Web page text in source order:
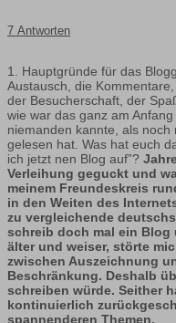
7 Antworten
1. Hauptgründe für das
Austausch, die
der Besucherschaft, der
wie war das ganz am
niemanden kannte, als
gelesen hat. Was hat euch
ich jetzt nen Blog auf”?
Verleihung geguckt und
meinem Freundeskreis
in den Weiten des
zu vergleichende
schreib doch mal ein Blog
älter und weiser, störte
zwischen Auszeichnung
Beschränkung. Deshalb
schreiben würde. Seither
kontinuierlich
spannenderen Themen.